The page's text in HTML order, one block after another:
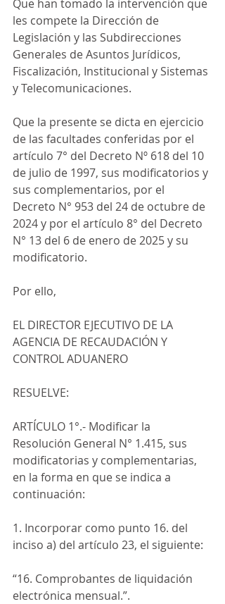
Que han tomado la intervención que
les compete la Dirección de
Legislación y las Subdirecciones
Generales de Asuntos Jurídicos,
Fiscalización, Institucional y Sistemas
y Telecomunicaciones.
Que la presente se dicta en ejercicio
de las facultades conferidas por el
artículo 7° del Decreto Nº 618 del 10
de julio de 1997, sus modificatorios y
sus complementarios, por el
Decreto N° 953 del 24 de octubre de
2024 y por el artículo 8° del Decreto
N° 13 del 6 de enero de 2025 y su
modificatorio.
Por ello,
EL DIRECTOR EJECUTIVO DE LA
AGENCIA DE RECAUDACIÓN Y
CONTROL ADUANERO
RESUELVE:
ARTÍCULO 1°.- Modificar la
Resolución General N° 1.415, sus
modificatorias y complementarias,
en la forma en que se indica a
continuación:
1. Incorporar como punto 16. del
inciso a) del artículo 23, el siguiente:
“16. Comprobantes de liquidación
electrónica mensual.”.